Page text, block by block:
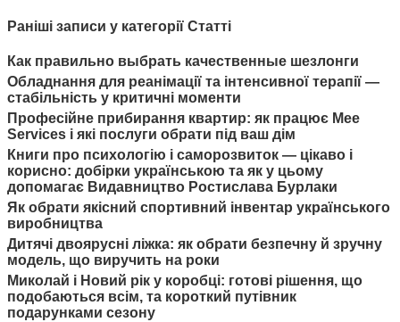
Раніші записи у категорії Статті
Как правильно выбрать качественные шезлонги
Обладнання для реанімації та інтенсивної терапії —
стабільність у критичні моменти
Професійне прибирання квартир: як працює Mee
Services і які послуги обрати під ваш дім
Книги про психологію і саморозвиток — цікаво і
корисно: добірки українською та як у цьому
допомагає Видавництво Ростислава Бурлаки
Як обрати якісний спортивний інвентар українського
виробництва
Дитячі двоярусні ліжка: як обрати безпечну й зручну
модель, що виручить на роки
Миколай і Новий рік у коробці: готові рішення, що
подобаються всім, та короткий путівник
подарунками сезону